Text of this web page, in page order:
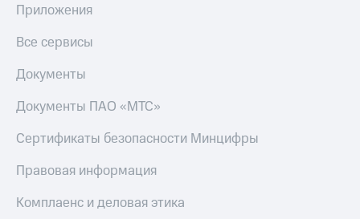
Приложения
Все сервисы
Документы
Документы ПАО «МТС»
Сертификаты безопасности Минцифры
Правовая информация
Комплаенс и деловая этика